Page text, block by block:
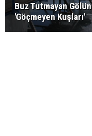
Buz Tutmayan Gölün
'Göçmeyen Kuşları'